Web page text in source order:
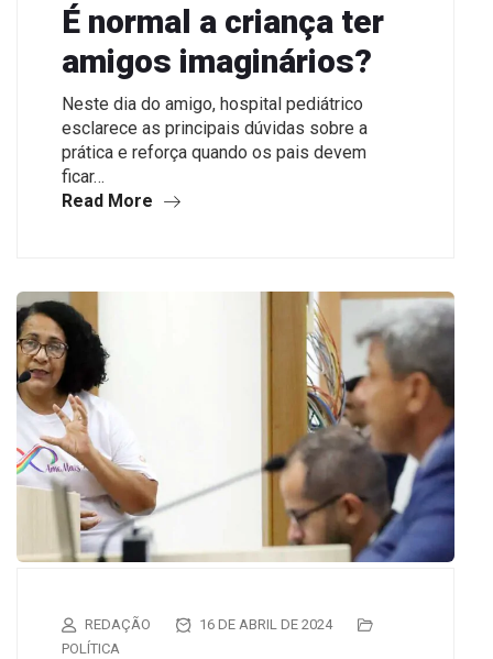
É normal a criança ter
amigos imaginários?
Neste dia do amigo, hospital pediátrico
esclarece as principais dúvidas sobre a
prática e reforça quando os pais devem
ficar…
Read More
REDAÇÃO
16 DE ABRIL DE 2024
POLÍTICA